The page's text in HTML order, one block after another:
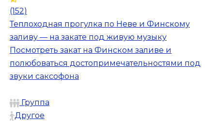
(152)
Теплоходная прогулка по Неве и Финскому
заливу — на закате под живую музыку
Посмотреть закат на Финском заливе и
полюбоваться достопримечательностями под
звуки саксофона
Группа
Другое